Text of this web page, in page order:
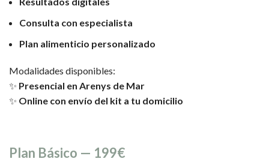
Consulta con especialista
Plan alimenticio personalizado
Modalidades disponibles:
✨ Presencial en Arenys de Mar
✨ Online con envío del kit a tu domicilio
Plan Básico — 199€